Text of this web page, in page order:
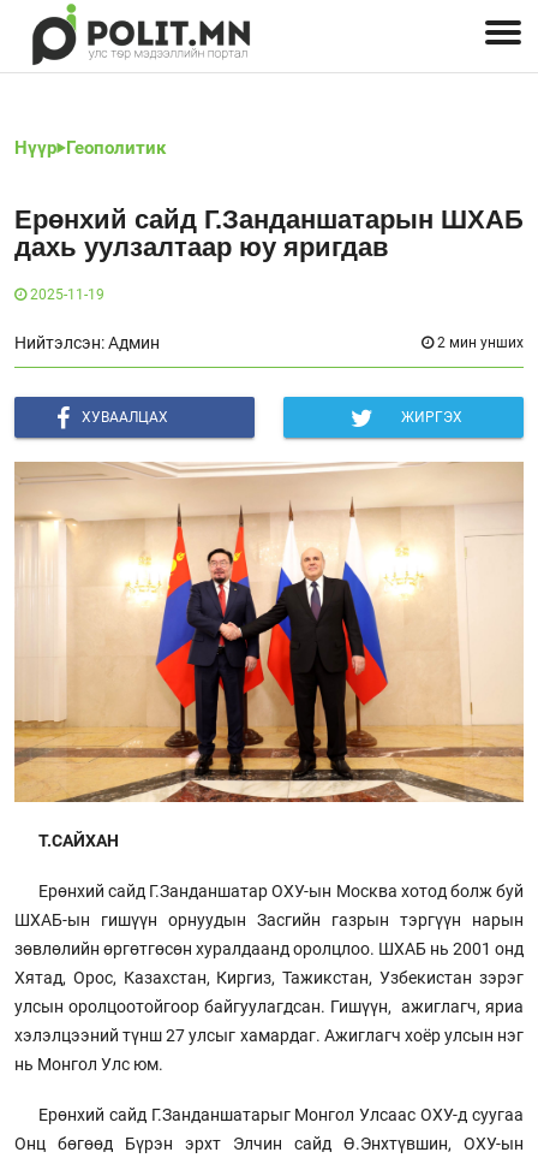
Нүүр Геополитик
Ерөнхий сайд Г.Занданшатарын ШХАБ
дахь уулзалтаар юу яригдав
2025-11-19
Нийтэлсэн: Админ 2 мин унших
ХУВААЛЦАХ ЖИРГЭХ
Т.САЙХАН
Ерөнхий сайд Г.Занданшатар ОХУ-ын Москва хотод болж буй
ШХАБ-ын гишүүн орнуудын Засгийн газрын тэргүүн нарын
зөвлөлийн өргөтгөсөн хуралдаанд оролцлоо. ШХАБ нь 2001 онд
Хятад, Орос, Казахстан, Киргиз, Тажикстан, Узбекистан зэрэг
улсын оролцоотойгоор байгуулагдсан. Гишүүн, ажиглагч, яриа
хэлэлцээний түнш 27 улсыг хамардаг. Ажиглагч хоёр улсын нэг
нь Монгол Улс юм.
Ерөнхий сайд Г.Занданшатарыг Монгол Улсаас ОХУ-д суугаа
Онц бөгөөд Бүрэн эрхт Элчин сайд Ө.Энхтүвшин, ОХУ-ын